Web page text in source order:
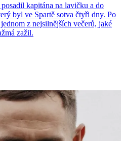
kapitána na lavičku a do
byl ve Spartě sotva čtyři dny. Po
z nejsilnějších večerů, jaké
zažil.